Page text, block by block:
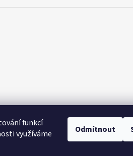
funkcí
využíváme
Odmítnout
eXtrem-audio na Instagramu